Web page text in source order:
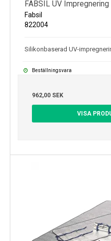
FABSIL UV Impregnering
Fabsil
822004
Silikonbaserad UV-
Beställningsvara
962,00 SEK
VISA